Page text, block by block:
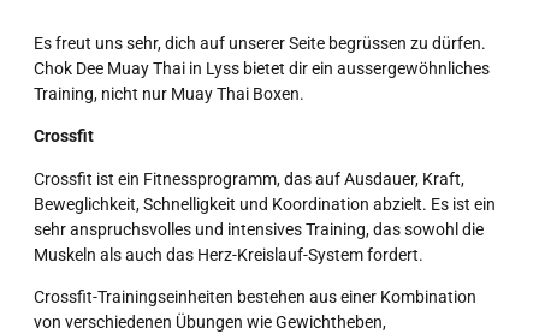
Es freut uns sehr, dich auf unserer Seite begrüssen zu dürfen.
Chok Dee Muay Thai in Lyss bietet dir ein aussergewöhnliches
Training, nicht nur Muay Thai Boxen.
Crossfit
Crossfit ist ein Fitnessprogramm, das auf Ausdauer, Kraft,
Beweglichkeit, Schnelligkeit und Koordination abzielt. Es ist ein
sehr anspruchsvolles und intensives Training, das sowohl die
Muskeln als auch das Herz-Kreislauf-System fordert.
Crossfit-Trainingseinheiten bestehen aus einer Kombination
von verschiedenen Übungen wie Gewichtheben,